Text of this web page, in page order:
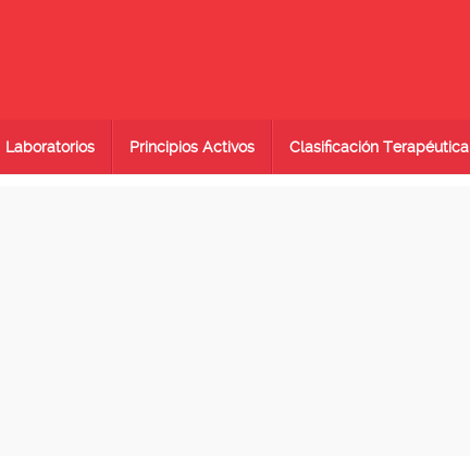
Laboratorios Principios Activos Clasificación Terapéutica